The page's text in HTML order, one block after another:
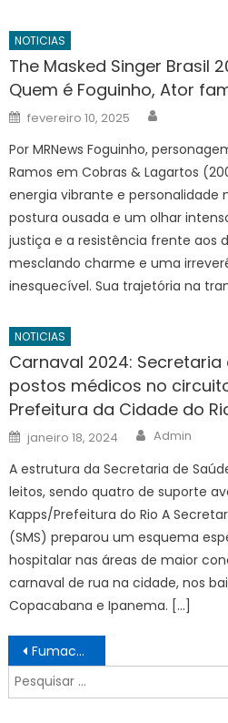
NOTICIAS
The Masked Singer Brasil
Quem é Foguinho, Ator
Posted
on
fevereiro 10, 2025
Por MRNews Foguinho,
Ramos em Cobras & Lagartos
energia vibrante e
postura ousada e um olhar
justiça e a resistência frente aos
mesclando charme e uma
inesquecível. Sua trajetória na
NOTICIAS
Carnaval 2024: Secretaria
postos médicos no
Prefeitura da Cidade do
Posted
on
janeiro 18, 2024 Author
Admin
A estrutura da Secretaria de
leitos, sendo quatro de suporte
Kapps/Prefeitura do Rio A
(SMS) preparou um esquema
hospitalar nas áreas de maior
carnaval de rua na cidade, nos
Copacabana e Ipanema. […]
Navegação
de
Post
Fumacê percorre nesta quinta-feira três bairros de Campo Grande – CGNotícias
Pesquisar
por: